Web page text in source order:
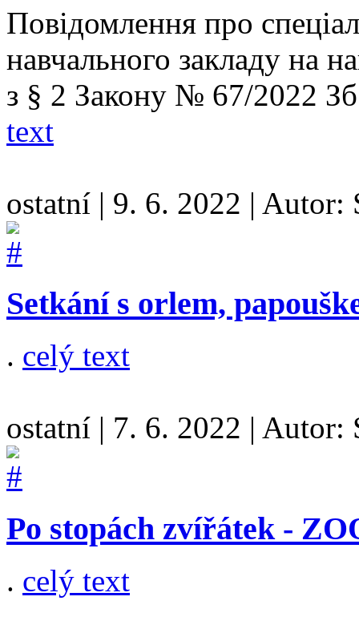
Повідомлення про
навчального закладу на
з § 2 Закону № 67/2022
text
ostatní | 9. 6. 2022 | Autor:
Setkání s orlem,
. celý text
ostatní | 7. 6. 2022 | Autor:
Po stopách zvířátek -
. celý text